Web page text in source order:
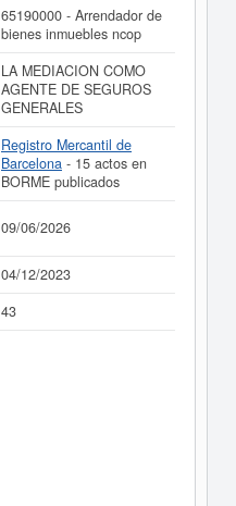
65190000 - Arrendador de
bienes inmuebles ncop
LA MEDIACION COMO
AGENTE DE SEGUROS
GENERALES
Registro Mercantil de
Barcelona - 15 actos en
BORME publicados
09/06/2026
04/12/2023
43